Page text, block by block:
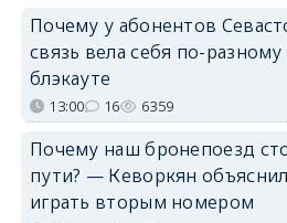
Почему у абонентов
связь вела себя по-
блэкауте
13:00 16 6359
Почему наш бронепоезд
пути? — Кеворкян
играть вторым номером